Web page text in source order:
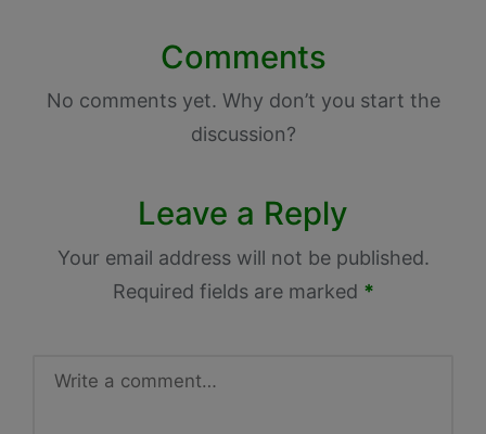
Comments
No comments yet. Why don’t you start the
discussion?
Leave a Reply
Your email address will not be published.
Required fields are marked *